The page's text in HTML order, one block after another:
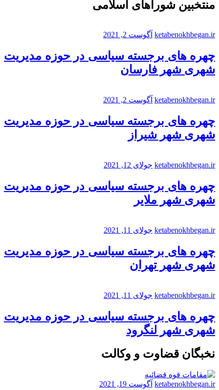
منتخبین شوراهای اسلامی
ketabenokhbegan.ir آگوست 2, 2021
چهره های برجسته سیاسی در حوزه مدیریت
شهری شهر فارسان
ketabenokhbegan.ir آگوست 2, 2021
چهره های برجسته سیاسی در حوزه مدیریت
شهری شهر شیراز
ketabenokhbegan.ir جولای 12, 2021
چهره های برجسته سیاسی در حوزه مدیریت
شهری شهر ملایر
ketabenokhbegan.ir جولای 11, 2021
چهره های برجسته سیاسی در حوزه مدیریت
شهری شهر تهران
ketabenokhbegan.ir جولای 11, 2021
چهره های برجسته سیاسی در حوزه مدیریت
شهری شهر لنگرود
نخبگان قضاوت و وکالت
ketabenokhbegan.ir آگوست 19, 2021